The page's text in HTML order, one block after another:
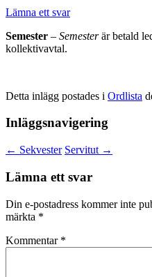
Lämna ett svar
Semester – Semesterär betald
kollektivavtal.
Detta inlägg postades i Ordlista
Inläggsnavigering
← Sekvester Servitut →
Lämna ett svar
Din e-postadress kommer inte
märkta *
Kommentar *